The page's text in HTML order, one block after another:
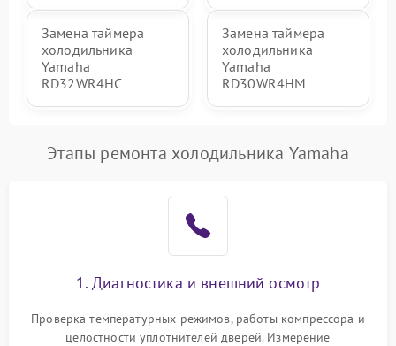
Замена таймера
холодильника
Yamaha
RD32WR4HC
Замена таймера
холодильника
Yamaha
RD30WR4HM
Этапы ремонта холодильника Yamaha
1. Диагностика и внешний осмотр
Проверка температурных режимов, работы компрессора и
целостности уплотнителей дверей. Измерение